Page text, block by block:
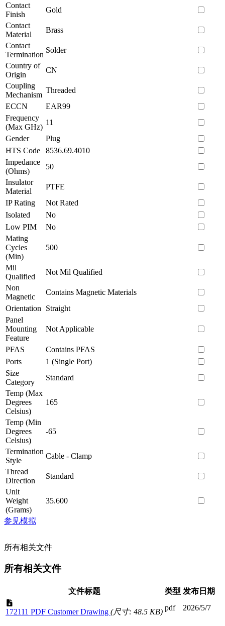
Contact
Finish
Gold
Contact
Material
Brass
Contact
Termination
Solder
Country of
Origin
CN
Coupling
Mechanism
Threaded
ECCN
EAR99
Frequency
(Max GHz)
11
Gender
Plug
HTS Code
8536.69.4010
Impedance
(Ohms)
50
Insulator
Material
PTFE
IP Rating
Not Rated
Isolated
No
Low PIM
No
Mating
Cycles
(Min)
500
Mil
Qualified
Not Mil Qualified
Non
Magnetic
Contains Magnetic Materials
Orientation
Straight
Panel
Mounting
Feature
Not Applicable
PFAS
Contains PFAS
Ports
1 (Single Port)
Size
Category
Standard
Temp (Max
Degrees
Celsius)
165
Temp (Min
Degrees
Celsius)
-65
Termination
Style
Cable - Clamp
Thread
Direction
Standard
Unit
Weight
(Grams)
35.600
参见模拟
所有相关文件
所有相关文件
文件标题 类型 发布日期
172111 PDF Customer Drawing (尺寸: 48.5 KB) pdf 2026/5/7